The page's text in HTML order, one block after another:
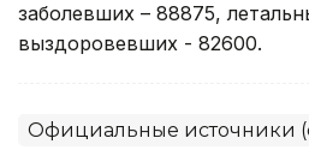
заболевших – 88875,
выздоровевших - 82600.
Официальные источники